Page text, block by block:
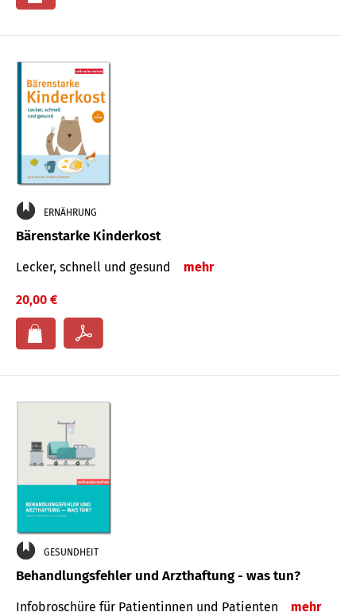
ERNÄHRUNG
Bärenstarke Kinderkost
Lecker, schnell und gesund mehr
20,00 €
GESUNDHEIT
Behandlungsfehler und Arzthaftung - was tun?
Infobroschüre für Patientinnen und Patienten mehr